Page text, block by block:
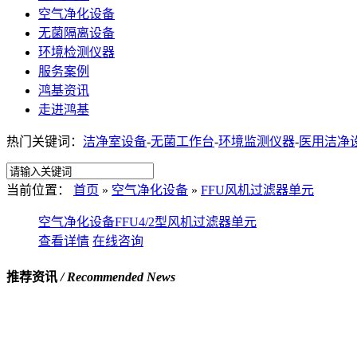
空气净化设备
无菌隔离设备
环境检测仪器
服务案例
鸿基资讯
走进鸿基
热门关键词： 洁净室设备-无菌工作台-环境监测仪器-医用洁净
当前位置： 首页 » 空气净化设备 » FFU风机过滤器单元
空气净化设备FFU4/2型风机过滤器单元
查看详情 在线咨询
推荐资讯/ Recommended News